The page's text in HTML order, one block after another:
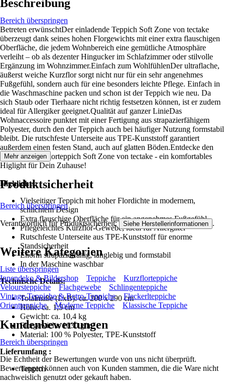
Beschreibung
Bereich überspringen
Betreten erwünschtDer einladende Teppich Soft Zone von tectake
überzeugt dank seines hohen Florgewichts mit einer extra flauschigen
Oberfläche, die jedem Wohnbereich eine gemütliche Atmosphäre
verleiht – ob als dezenter Hingucker im Schlafzimmer oder stilvolle
Ergänzung im Wohnzimmer.Einfach zum WohlfühlenDer ultraflache,
äußerst weiche Kurzflor sorgt nicht nur für ein sehr angenehmes
Fußgefühl, sondern auch für eine besonders leichte Pflege. Einfach in
die Waschmaschine packen und schon ist der Teppich wie neu. Da
sich Staub oder Tierhaare nicht richtig festsetzen können, ist er zudem
ideal für Allergiker geeignet.Qualität auf ganzer LinieDas
Wohnaccessoire punktet mit einer Fertigung aus strapazierfähigem
Polyester, durch den der Teppich auch bei häufiger Nutzung formstabil
bleibt. Die rutschfeste Unterseite aus TPE-Kunststoff garantiert
außerdem einen festen Stand, auch auf glatten Böden.Entdecke den
stilvollen Kurzflorteppich Soft Zone von tectake - ein komfortables
Higlight für Dein Zuhause!
Highlights:
Vielseitiger Teppich mit hoher Flordichte in modernem,
schlichtem Design
Extra flauschige Oberfläche für ein angenehmes Fußgefühl
Pflegeleichtes Kurzflor-Gewebe, ideal für Allergiker
Rutschfeste Unterseite aus TPE-Kunststoff für enorme
Standsicherheit
Enorm strapazierfähig, langlebig und formstabil
In der Maschine waschbar
Technische Details:
Totalmaße (LxB): ca. 200 x 290 cm
Höhe: ca. 1,5 cm
Gewicht: ca. 10,4 kg
Florgewicht: 1630 g/m²
Material: 100 % Polyester, TPE-Kunststoff
Lieferumfang :
Teppich
Mehr anzeigen
Produktsicherheit
Bereich überspringen
Verantwortlich für Produktsicherheit: Siehe Herstellerinformationen .
Weitere Kategorien
Liste überspringen
Innendeko & Bildershop
Teppiche
Kurzflorteppiche
Veloursteppiche
Flachgewebe
Schlingenteppiche
Vintage-Teppiche & Retro-Teppiche
Fleckerlteppiche
Orientteppiche
Moderne Teppiche Klassische Teppiche
Kundenbewertungen
Bereich überspringen
Die Echtheit der Bewertungen wurde von uns nicht überprüft.
Bewertungen können auch von Kunden stammen, die die Ware nicht
nachweislich genutzt oder gekauft haben.